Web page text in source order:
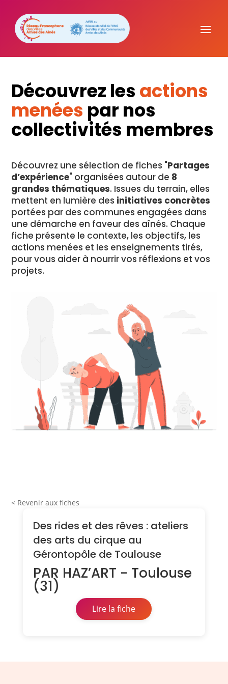
Découvrez les actions
menées par nos
collectivités membres
Découvrez une sélection de fiches "Partages
d’expérience" organisées autour de 8
grandes thématiques. Issues du terrain, elles
mettent en lumière des initiatives concrètes
portées par des communes engagées dans
une démarche en faveur des aînés. Chaque
fiche présente le contexte, les objectifs, les
actions menées et les enseignements tirés,
pour vous aider à nourrir vos réflexions et vos
projets.
< Revenir aux fiches
Des rides et des rêves : ateliers
des arts du cirque au
Gérontopôle de Toulouse
PAR HAZ’ART - Toulouse
(31)
Lire la fiche